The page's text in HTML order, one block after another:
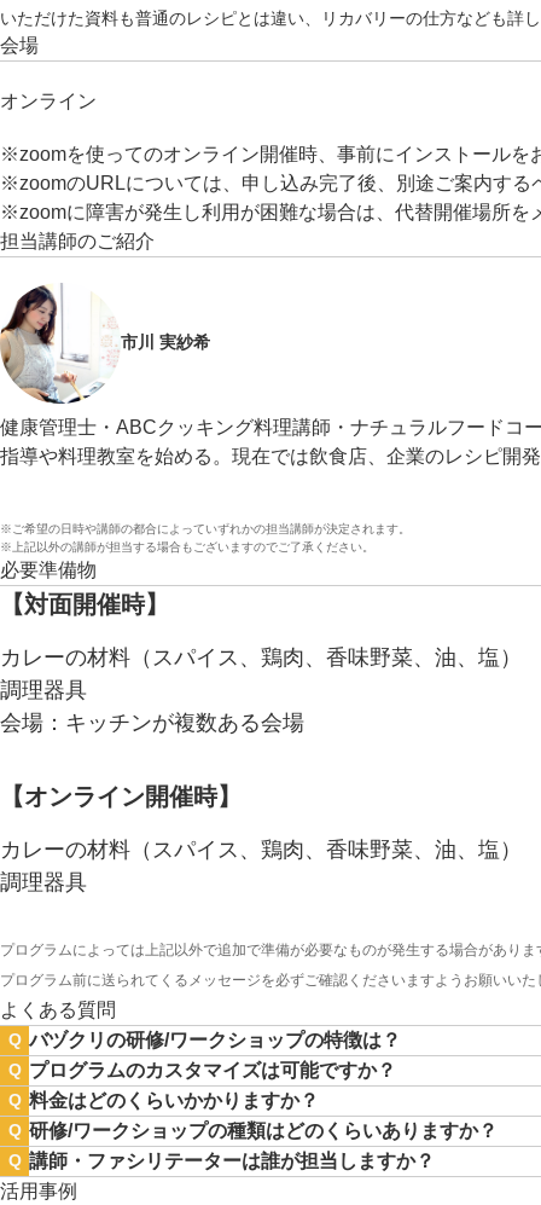
いただけた資料も普通のレシピとは違い、リカバリーの仕方なども詳
会場
オンライン
※zoomを使ってのオンライン開催時、事前にインストールを
※zoomのURLについては、申し込み完了後、別途ご案内する
※zoomに障害が発生し利用が困難な場合は、代替開催場所を
担当講師のご紹介
市川 実紗希
健康管理士・ABCクッキング料理講師・ナチュラルフードコ
指導や料理教室を始める。現在では飲食店、企業のレシピ開
※ご希望の日時や講師の都合によっていずれかの担当講師が決定されます。
※上記以外の講師が担当する場合もございますのでご了承ください。
必要準備物
【対面開催時】
カレーの材料（スパイス、鶏肉、香味野菜、油、塩）
調理器具
会場：キッチンが複数ある会場
【オンライン開催時】
カレーの材料（スパイス、鶏肉、香味野菜、油、塩）
調理器具
プログラムによっては上記以外で追加で準備が必要なものが発生する場合がありま
プログラム前に送られてくるメッセージを必ずご確認くださいますようお願いいた
よくある質問
Q バヅクリの研修/ワークショップの特徴は？
Q プログラムのカスタマイズは可能ですか？
Q 料金はどのくらいかかりますか？
Q 研修/ワークショップの種類はどのくらいありますか？
Q 講師・ファシリテーターは誰が担当しますか？
活用事例